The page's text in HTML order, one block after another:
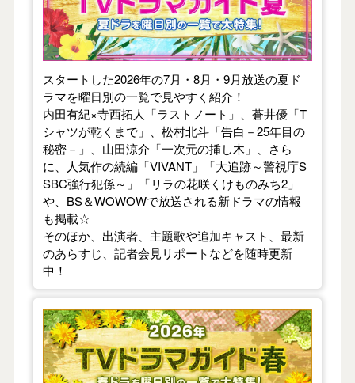
スタートした2026年の7月・8月・9月放送の夏ド
ラマを曜日別の一覧で見やすく紹介！
内田有紀×寺西拓人「ラストノート」、蒼井優「T
シャツが乾くまで」、松村北斗「告白－25年目の
秘密－」、山田涼介「一次元の挿し木」、さら
に、人気作の続編「VIVANT」「大追跡～警視庁S
SBC強行犯係～」「リラの花咲くけものみち2」
や、BS＆WOWOWで放送される新ドラマの情報
も掲載☆
そのほか、出演者、主題歌や追加キャスト、最新
のあらすじ、記者会見リポートなどを随時更新
中！
【2026年春】TVドラマガイド